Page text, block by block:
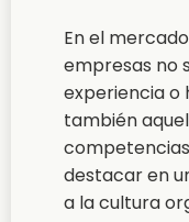
En el
empresas no
experiencia o
también
destacar en
a la cultura